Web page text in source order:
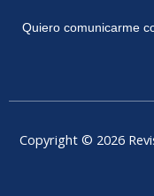
Quiero comunicarme
Copyright © 2026